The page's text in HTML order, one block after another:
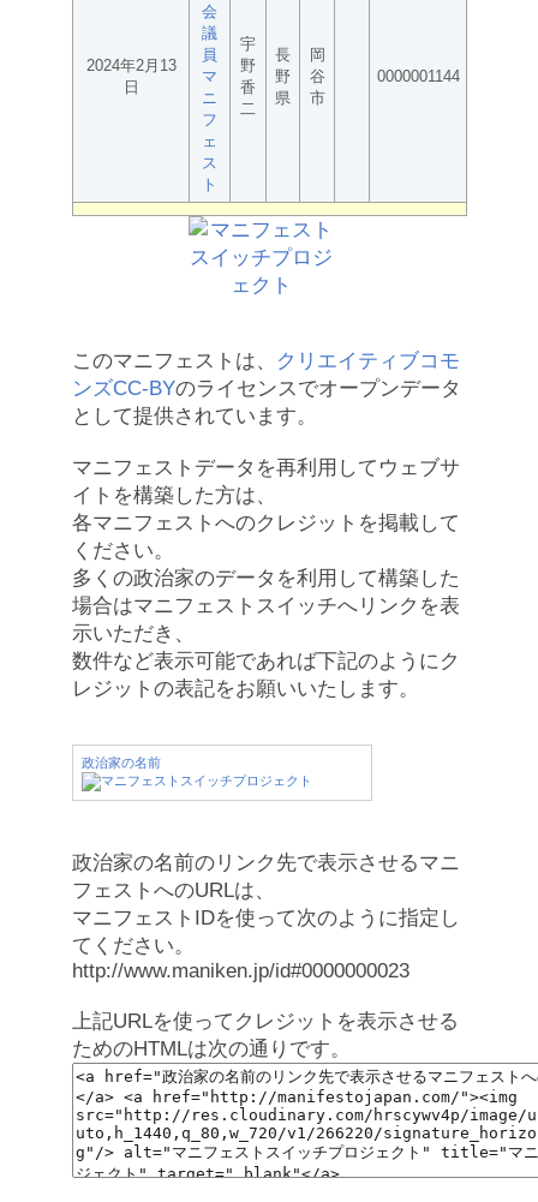
2024年2月13
日
会
議
員
マ
ニ
フ
ェ
ス
ト
宇
野
香
二
長
野
県
岡
谷
市
0000001144
このマニフェストは、
クリエイティブコモ
ンズCC-BYのライセンスでオープンデータ
として提供されています。
マニフェストデータを再利用してウェブサ
イトを構築した方は、
各マニフェストへのクレジットを掲載して
ください。
多くの政治家のデータを利用して構築した
場合はマニフェストスイッチへリンクを表
示いただき、
数件など表示可能であれば下記のようにク
レジットの表記をお願いいたします。
政治家の名前
政治家の名前のリンク先で表示させるマニ
フェストへのURLは、
マニフェストIDを使って次のように指定し
てください。
http://www.maniken.jp/id#0000000023
上記URLを使ってクレジットを表示させる
ためのHTMLは次の通りです。